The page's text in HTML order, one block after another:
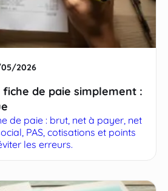
2026
de paie simplement :
de paie : brut, net à payer, net
PAS, cotisations et points
les erreurs.